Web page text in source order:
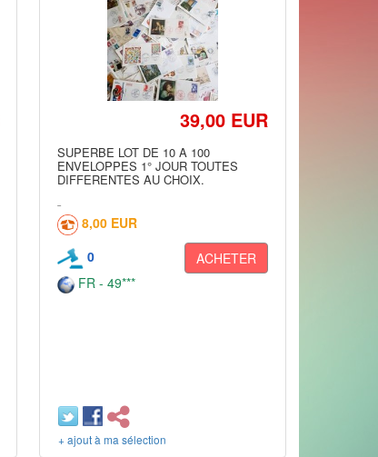
39,00 EUR
SUPERBE LOT DE 10 A 100
ENVELOPPES 1° JOUR TOUTES
DIFFERENTES AU CHOIX.
8,00 EUR
0
ACHETER
FR - 49***
+ ajout à ma sélection